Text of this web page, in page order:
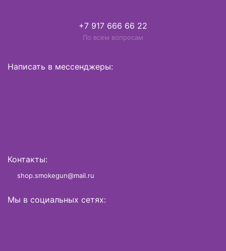
+7 917 666 66 22
По всем вопросам
Написать в мессенджеры:
Контакты:
shop.smokegun@mail.ru
Мы в социальных сетях: